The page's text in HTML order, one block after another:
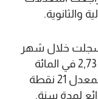
والثانوية.
سجلت خلال شهر
غشت ارتفاعا قدره 6 نقاط أساس إلى 2,73 في المائة
بالنسبة للودائع لمدة 6 أشهر وتراجعا بمعدل 21 نقطة